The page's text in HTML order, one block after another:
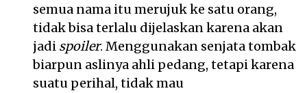
semua nama itu merujuk ke satu orang,
tidak bisa terlalu dijelaskan karena akan
jadi spoiler. Menggunakan senjata tombak
biarpun aslinya ahli pedang, tetapi karena
suatu perihal, tidak mau